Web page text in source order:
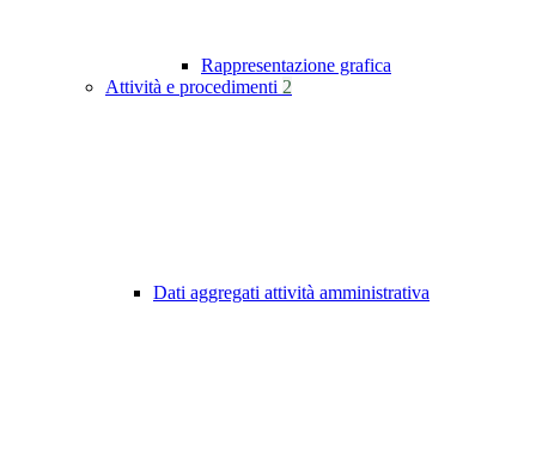
Rappresentazione grafica
Attività e procedimenti 2
Dati aggregati attività amministrativa